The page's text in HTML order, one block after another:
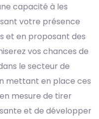
capacité à les
votre présence
et en proposant des
vos chances de
le secteur de
mettant en place ces
mesure de tirer
et de développer